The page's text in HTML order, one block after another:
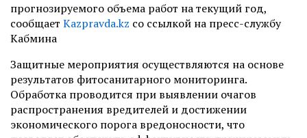
прогнозируемого объема работ на текущий год,
сообщает Kazpravda.kz со ссылкой на пресс-службу
Кабмина
Защитные мероприятия осуществляются на основе
результатов фитосанитарного мониторинга.
Обработка проводится при выявлении очагов
распространения вредителей и достижении
экономического порога вредоносности, что